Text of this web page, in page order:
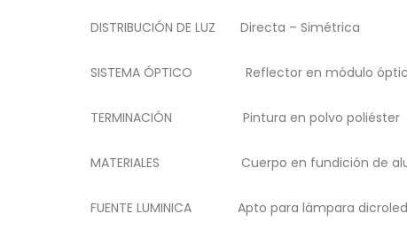
DISTRIBUCIÓN DE LUZ Directa – Simétrica
SISTEMA ÓPTICO Reflector en módulo
TERMINACIÓN Pintura en polvo poliéster
MATERIALES Cuerpo en fundición de
FUENTE LUMINICA Apto para lámpara